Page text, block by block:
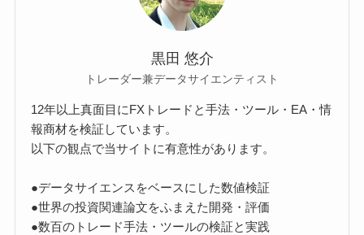
黒田 悠介
トレーダー兼データサイエンティスト
12年以上真面目にFXトレードと手法・ツール・EA・情
報商材を検証しています。
以下の観点で当サイトに有意性があります。
●データサイエンスをベースにした数値検証
●世界の投資関連論文をふまえた開発・評価
●数百のトレード手法・ツールの検証と実践